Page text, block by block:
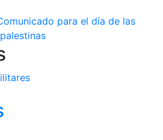
para el día de las